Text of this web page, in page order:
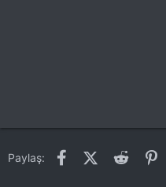
Paylaş: FacebookX (Twitter)
Reddit